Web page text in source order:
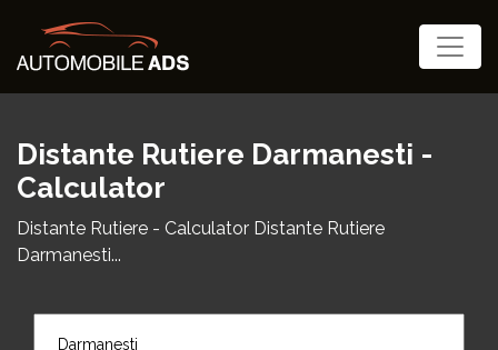
Distante Rutiere Darmanesti -
Calculator
Distante Rutiere - Calculator Distante Rutiere
Darmanesti...